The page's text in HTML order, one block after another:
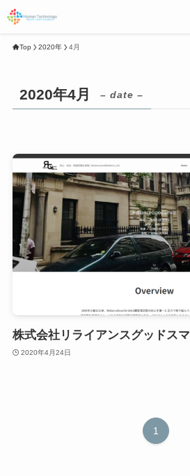
Top 2020年 4月
2020年4月 – date –
株式会社リライアンスグッドス
2020年4月24日
1